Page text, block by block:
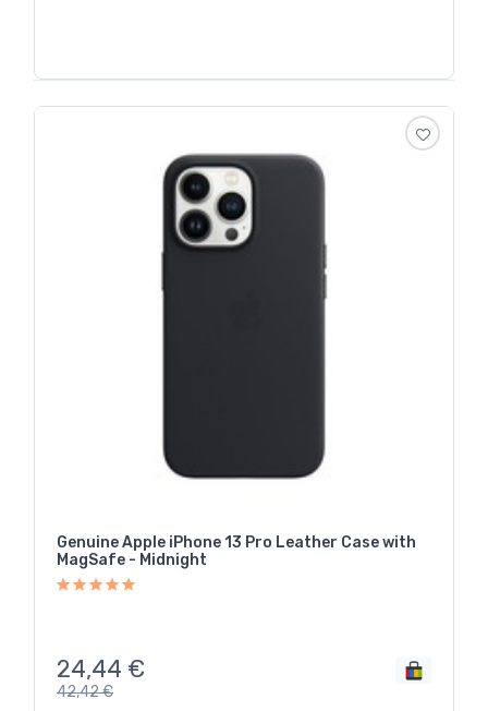
Genuine Apple iPhone 13 Pro Leather Case with
MagSafe - Midnight
24,44 €
42,42€